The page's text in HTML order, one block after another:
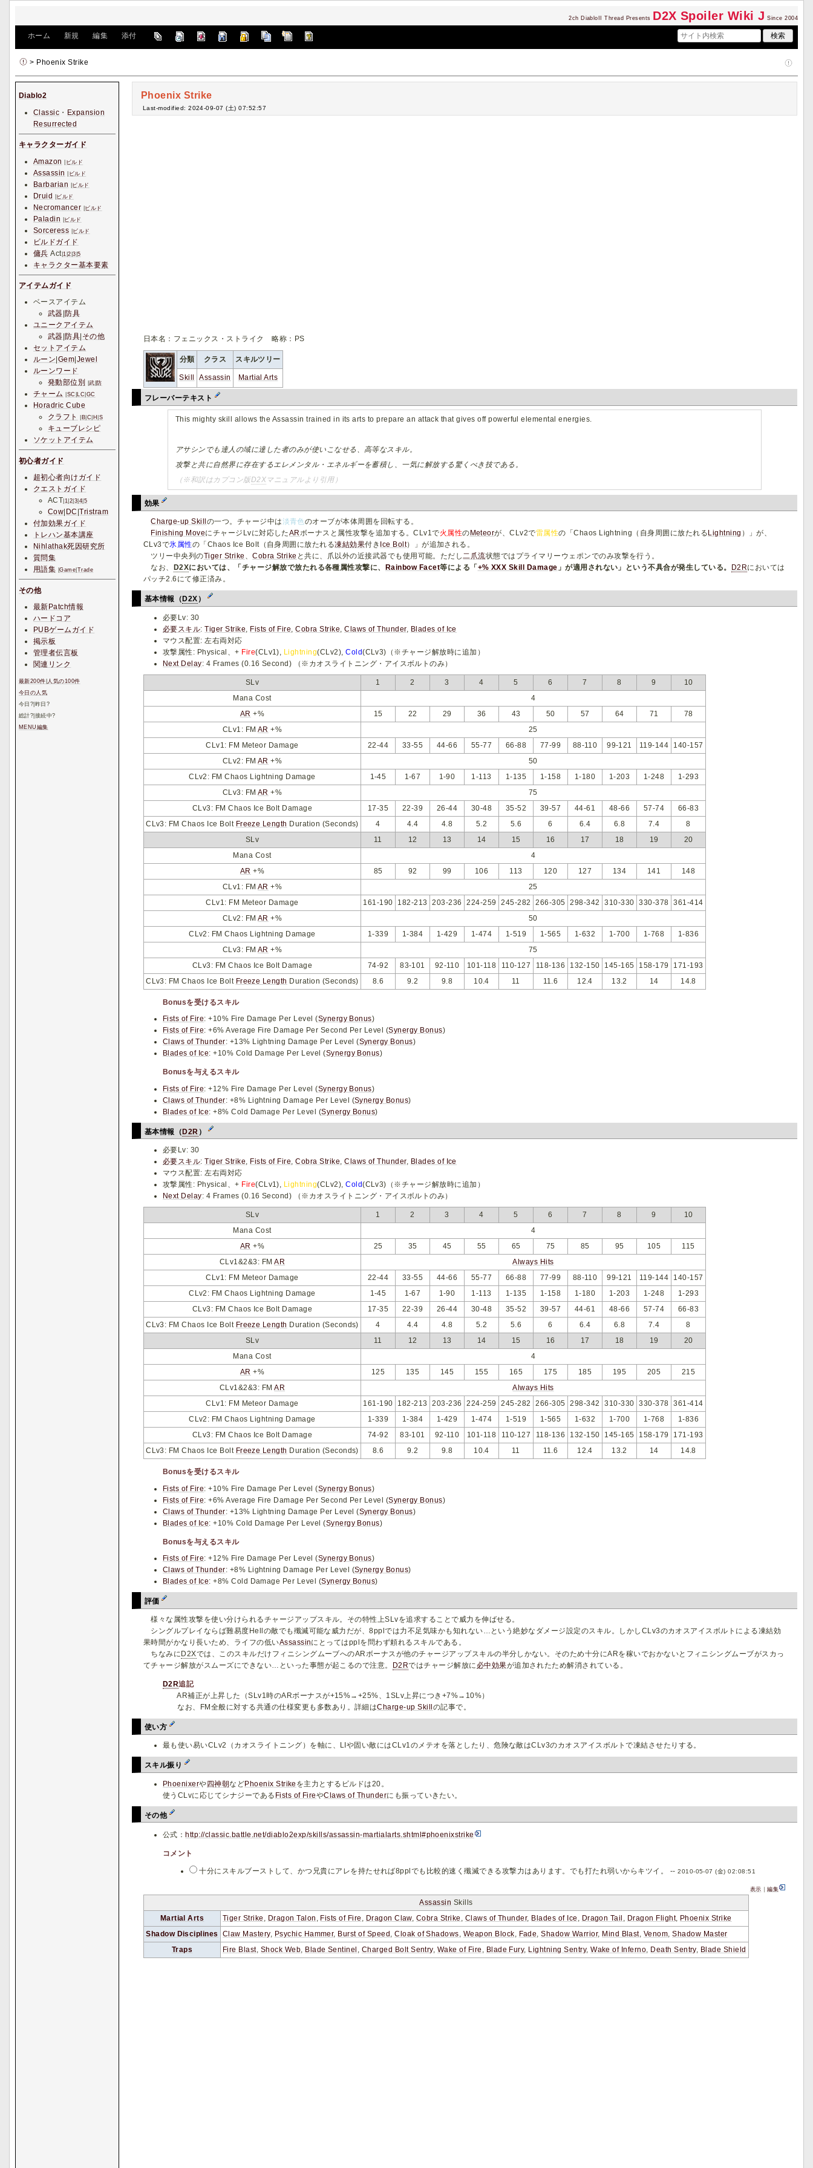
2ch DiabloII Thread Presents D2X Spoiler Wiki J Since 2004
ホーム 新規 編集 添付
> Phoenix Strike
Phoenix Strike
Last-modified: 2024-09-07 (土) 07:52:57
日本名：フェニックス・ストライク 略称：PS
分類 クラス スキルツリー
Skill Assassin Martial Arts
フレーバーテキスト
This mighty skill allows the Assassin trained in its arts to prepare an attack that gives off powerful elemental energies.
アサシンでも達人の域に達した者のみが使いこなせる、高等なスキル。
攻撃と共に自然界に存在するエレメンタル・エネルギーを蓄積し、一気に解放する驚くべき技である。
（※和訳はカプコン版D2X マニュアルより引用）
効果
Charge-up Skill の一つ。チャージ中は淡青色のオーブが本体周囲を回転する。
Finishing MoveにチャージLvに対応したARボーナスと属性攻撃を追加する。CLv1で火属性の Meteorが、CLv2で雷属性の「Chaos Lightning（自身周囲に放たれる Lightning ）」が、
CLv3で氷属性の「Chaos Ice Bolt（自身周囲に放たれる凍結効果付き Ice Bolt）」が追加される。
ツリー中央列のTiger Strike 、Cobra Strike と共に、爪以外の近接武器でも使用可能。ただし二爪流状態ではプライマリーウェポンでのみ攻撃を行う。
なお、
D2Xにおいては、「チャージ解放で放たれる各種属性攻撃に、 Rainbow Facet等による「 +% XXX Skill Damage 」が適用されない」という不具合が発生している。 D2Rにおいては
パッチ2.6にて修正済み。
基本情報（ D2X ）
必要Lv: 30
必要スキル:Tiger Strike Fists of Fire ,Cobra Strike ,Claws of Thunder, Blades of Ice
マウス配置: 左右両対応
攻撃属性: Physical、+ Fire(CLv1), Lightning(CLv2),Cold(CLv3)（※チャージ解放時に追加）
Next Delay: 4 Frames (0.16 Second) （※カオスライトニング・アイスボルトのみ）
SLv 1 2 3 4 5 6 7 8 9
10
Mana Cost
4
AR +% 15 22 29 36 43 50 57 64 71
78
CLv1: FM AR +%
25
CLv1: FM Meteor Damage
22-44 33-55 44-66 55-77 66-88 77-99 88-110 99-121 119-144
140-157
CLv2: FM AR +%
50
CLv2: FM Chaos Lightning Damage
1-45 1-67 1-90 1-113 1-135 1-158 1-180 1-203 1-248
1-293
CLv3: FM AR +%
75
CLv3: FM Chaos Ice Bolt Damage
17-35 22-39 26-44 30-48 35-52 39-57 44-61 48-66 57-74
66-83
CLv3: FM Chaos Ice Bolt Freeze Length Duration (Seconds) 4 4.4 4.8 5.2 5.6 6 6.4 6.8 7.4
8
SLv
11 12 13 14 15 16 17 18 19
20
Mana Cost
4
AR +% 85 92 99 106 113 120 127 134 141
148
CLv1: FM AR +%
25
CLv1: FM Meteor Damage
161-190 182-213 203-236 224-259 245-282 266-305 298-342 310-330 330-378 361-414
CLv2: FM AR +%
50
CLv2: FM Chaos Lightning Damage
1-339 1-384 1-429 1-474 1-519 1-565 1-632 1-700 1-768
1-836
CLv3: FM AR +%
75
CLv3: FM Chaos Ice Bolt Damage
74-92 83-101 92-110 101-118 110-127 118-136 132-150 145-165 158-179
171-193
CLv3: FM Chaos Ice Bolt Freeze Length Duration (Seconds) 8.6 9.2 9.8 10.4 11 11.6 12.4 13.2 14 14.8
Bonusを受けるスキル
Fists of Fire: +10% Fire Damage Per Level (Synergy Bonus)
Fists of Fire: +6% Average Fire Damage Per Second Per Level (Synergy Bonus)
Claws of Thunder: +13% Lightning Damage Per Level (Synergy Bonus)
Blades of Ice: +10% Cold Damage Per Level (Synergy Bonus)
Bonusを与えるスキル
Fists of Fire: +12% Fire Damage Per Level (Synergy Bonus)
Claws of Thunder: +8% Lightning Damage Per Level (Synergy Bonus)
Blades of Ice: +8% Cold Damage Per Level (Synergy Bonus)
基本情報（D2R ）
必要Lv: 30
必要スキル:Tiger Strike, Fists of Fire,Cobra Strike,Claws of Thunder, Blades of Ice
マウス配置: 左右両対応
攻撃属性: Physical、+ Fire(CLv1), Lightning(CLv2),Cold(CLv3)（※チャージ解放時に追加）
Next Delay: 4 Frames (0.16 Second) （※カオスライトニング・アイスボルトのみ）
SLv 1 2 3 4 5 6 7 8 9
10
Mana Cost
4
AR +% 25 35 45 55 65 75 85 95 105
115
CLv1&2&3: FMAR
Always Hits
CLv1: FM Meteor Damage
22-44 33-55 44-66 55-77 66-88 77-99 88-110 99-121 119-144
140-157
CLv2: FM Chaos Lightning Damage
1-45 1-67 1-90 1-113 1-135 1-158 1-180 1-203 1-248
1-293
CLv3: FM Chaos Ice Bolt Damage
17-35 22-39 26-44 30-48 35-52 39-57 44-61 48-66 57-74
66-83
CLv3: FM Chaos Ice Bolt Freeze Length Duration (Seconds) 4 4.4 4.8 5.2 5.6 6 6.4 6.8 7.4
8
SLv
11 12 13 14 15 16 17 18 19
20
Mana Cost
4
AR +% 125 135 145 155 165 175 185 195 205
215
CLv1&2&3: FMAR
Always Hits
CLv1: FM Meteor Damage
161-190 182-213 203-236 224-259 245-282 266-305 298-342 310-330 330-378 361-414
CLv2: FM Chaos Lightning Damage
1-339 1-384 1-429 1-474 1-519 1-565 1-632 1-700 1-768
1-836
CLv3: FM Chaos Ice Bolt Damage
74-92 83-101 92-110 101-118 110-127 118-136 132-150 145-165 158-179
171-193
CLv3: FM Chaos Ice Bolt Freeze Length Duration (Seconds) 8.6 9.2 9.8 10.4 11 11.6 12.4 13.2 14 14.8
Bonusを受けるスキル
Fists of Fire: +10% Fire Damage Per Level (Synergy Bonus)
Fists of Fire: +6% Average Fire Damage Per Second Per Level (Synergy Bonus)
Claws of Thunder: +13% Lightning Damage Per Level (Synergy Bonus)
Blades of Ice: +10% Cold Damage Per Level (Synergy Bonus)
Bonusを与えるスキル
Fists of Fire: +12% Fire Damage Per Level (Synergy Bonus)
Claws of Thunder: +8% Lightning Damage Per Level (Synergy Bonus)
Blades of Ice: +8% Cold Damage Per Level (Synergy Bonus)
評価
様々な属性攻撃を使い分けられるチャージアップスキル。その特性上SLvを追求することで威力を伸ばせる。
シングルプレイならば難易度Hellの敵でも殲滅可能な威力だが、8pplでは力不足気味かも知れない…という絶妙なダメージ設定のスキル。しかしCLv3のカオスアイスボルトによる凍結効
果時間がかなり長いため、ライフの低いAssassinにとってはpplを問わず頼れるスキルである。
ちなみに D2Xでは、このスキルだけフィニシングムーブへのARボーナスが他のチャージアップスキルの半分しかない。そのため十分にARを稼いでおかないとフィニシングムーブがスカっ
てチャージ解放がスムーズにできない…といった事態が起こるので注意。
D2Rではチャージ解放に 必中効果が追加されたため解消されている。
D2R追記
AR補正が上昇した（SLv1時のARボーナスが+15%→+25%、1SLv上昇につき+7%→10%）
なお、FM全般に対する共通の仕様変更も多数あり。詳細はCharge-up Skill の記事で。
使い方
最も使い易いCLv2（カオスライトニング）を軸に、LIや固い敵にはCLv1のメテオを落としたり、危険な敵はCLv3のカオスアイスボルトで凍結させたりする。
スキル振り
Phoenixerや四神朝などPhoenix Strike を主力とするビルドは20。
使うCLvに応じてシナジーである Fists of FireやClaws of Thunderにも振っていきたい。
その他
公式：http://classic.battle.net/diablo2exp/skills/assassin-martialarts.shtml#phoenixstrike
コメント
十分にスキルブーストして、かつ兄貴にアレを持たせれば8pplでも比較的速く殲滅できる攻撃力はあります。でも打たれ弱いからキツイ。 --2010-05-07 (金) 02:08:51
表示 ｜編集
Assassin Skills
Martial Arts
Tiger Strike , Dragon Talon , Fists of Fire , Dragon Claw, Cobra Strike , Claws of Thunder, Blades of Ice , Dragon Tail , Dragon Flight, Phoenix Strike
Shadow Disciplines
Claw Mastery, Psychic Hammer, Burst of Speed ,Cloak of Shadows, Weapon Block, Fade,Shadow Warrior, Mind Blast, Venom,Shadow Master
Traps
Fire Blast, Shock Web, Blade Sentinel , Charged Bolt Sentry, Wake of Fire , Blade Fury, Lightning Sentry,Wake of Inferno, Death Sentry, Blade Shield
Diablo2
Classic ・ Expansion
Resurrected
キャラクターガイド
Amazon
ビルド
Assassin ビルド
Barbarian ビルド
Druid ビルド
Necromancer ビルド
Paladin ビルド
Sorceress ビルド
ビルドガイド
傭兵 Act |1 |2 |3 |5
キャラクター基本要素
アイテムガイド
ベースアイテム
武器 防具
ユニークアイテム
武器 防具 その他
セットアイテム
ルーン Gem Jewel
ルーンワード
発動部位別
|武 防
チャーム SC LC GC
Horadric Cube
クラフト
B C H S
キューブレシピ
ソケットアイテム
初心者ガイド
超初心者向けガイド
クエストガイド
ACT 1 2 3 4 5
Cow DC |Tristram
付加効果ガイド
トレハン基本講座
Nihlathak死因研究所
質問集
用語集 |Game Trade
その他
最新Patch情報
ハードコア
PUBゲームガイド
掲示板
管理者伝言板
関連リンク
最新200件 人気の100件
今日の人気
今日 ? |昨日 ?
総計? |接続中?
MENU編集